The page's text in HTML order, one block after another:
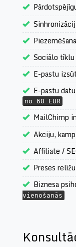
Sociālo
E-pastu
E-pastu
no 60 EUR
MailChimp
Akciju,
Affiliate /
Preses
Biznesa
vienošanās